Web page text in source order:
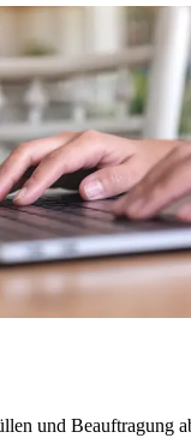
und Beauftragung